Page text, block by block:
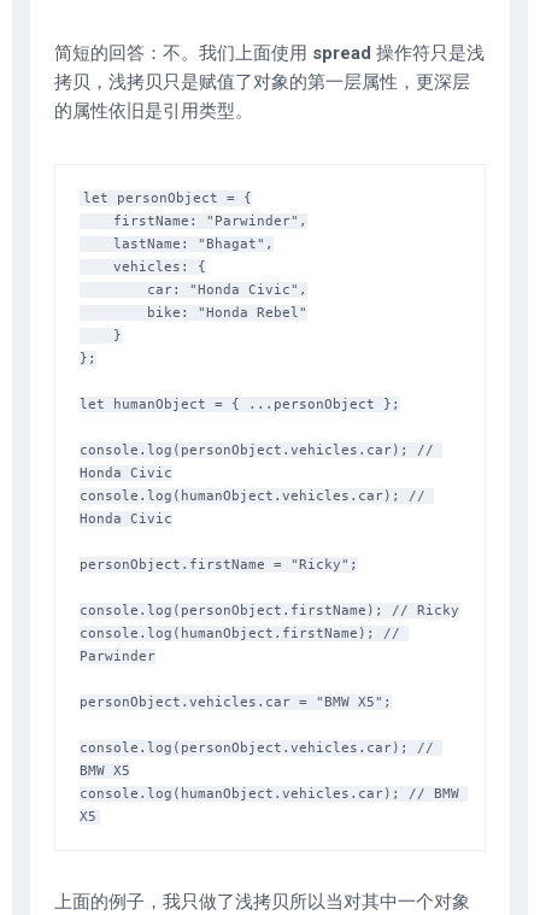
简短的回答：不。我们上面使用 spread 操作符只是浅
拷贝，浅拷贝只是赋值了对象的第一层属性，更深层
的属性依旧是引用类型。
let personObject = {
};
let humanObject = { ...personObject };
console.log(personObject.vehicles.car); //
Honda Civic
console.log(humanObject.vehicles.car); //
Honda Civic
personObject.firstName = "Ricky";
console.log(personObject.firstName); // Ricky
console.log(humanObject.firstName); //
Parwinder
personObject.vehicles.car = "BMW X5";
console.log(personObject.vehicles.car); //
BMW X5
console.log(humanObject.vehicles.car); // BMW
上面的例子，我只做了浅拷贝所以当对其中一个对象